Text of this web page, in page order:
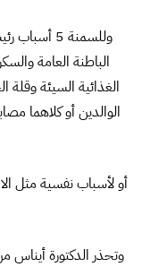
وللسمنة 5
الباطنة العامة
الغذائية السيئة وقلة
الوالدين أو كلاهما
أو لأسباب نفسية مثل
وتحذر الدكتورة